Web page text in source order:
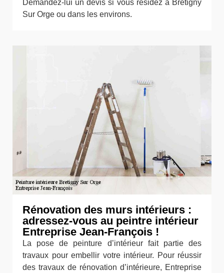
Demandez-lui un devis si vous résidez à Bretigny
Sur Orge ou dans les environs.
Rénovation des murs intérieurs :
adressez-vous au peintre intérieur
Entreprise Jean-François !
La pose de peinture d’intérieur fait partie des
travaux pour embellir votre intérieur. Pour réussir
des travaux de rénovation d’intérieure, Entreprise